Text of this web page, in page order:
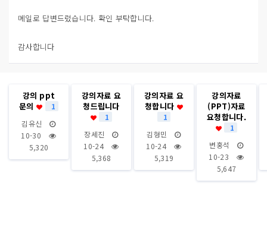
메일로 답변드렸습니다. 확인 부탁합니다.
감사합니다
강의 ppt
문의
1
김유신
10-30
5,320
강의자료 요
청드립니다
1
장세진
10-24
5,368
강의자료 요
청합니다
1
김형민
10-24
5,319
강의자료
(PPT)자료
요청합니다.
1
변홍석
10-23
5,647